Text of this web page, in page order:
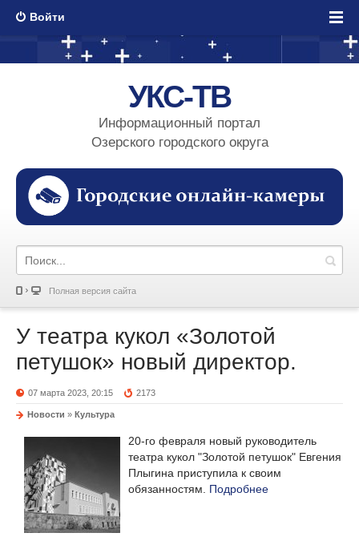
Войти
УКС-ТВ
Информационный портал
Озерского городского округа
Полная версия сайта
У театра кукол «Золотой
петушок» новый директор.
07 марта 2023, 20:15 2173
Новости » Культура
20-го февраля новый руководитель
театра кукол "Золотой петушок" Евгения
Плыгина приступила к своим
обязанностям. Подробнее